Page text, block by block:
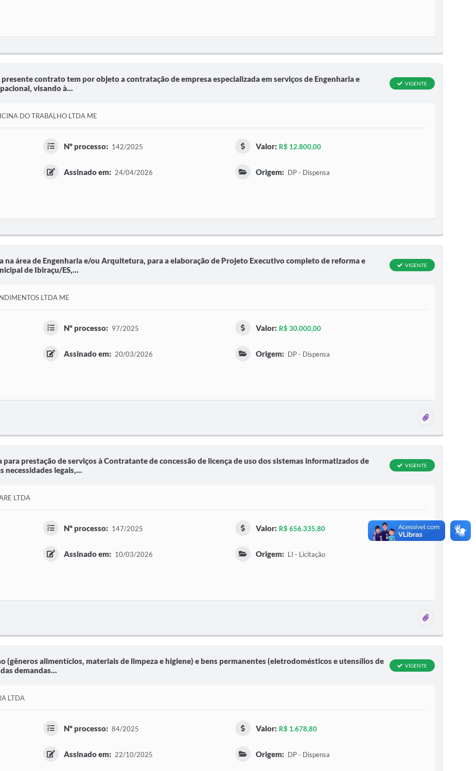
contrato tem por objeto a contratação de empresa especializada em serviços de Engenharia e
visando à...
VIGENTE
DO TRABALHO LTDA ME
Nº processo: 142/2025 Valor: R$ 12.800,00
Assinado em: 24/04/2026 Origem: DP - Dispensa
na área de Engenharia e/ou Arquitetura, para a elaboração de Projeto Executivo completo de reforma e
de Ibiraçu/ES,...
VIGENTE
LTDA ME
Nº processo: 97/2025 Valor: R$ 30.000,00
Assinado em: 20/03/2026 Origem: DP - Dispensa
prestação de serviços à Contratante de concessão de licença de uso dos sistemas informatizados de
necessidades legais,...
VIGENTE
LTDA
Nº processo: 147/2025 Valor: R$ 656.335,80
Assinado em: 10/03/2026 Origem: LI - Licitação
(gêneros alimentícios, materiais de limpeza e higiene) e bens permanentes (eletrodomésticos e utensílios de
demandas...
VIGENTE
LTDA
Nº processo: 84/2025 Valor: R$ 1.678,80
Assinado em: 22/10/2025 Origem: DP - Dispensa